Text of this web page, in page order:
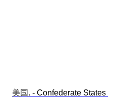
美国. - Confederate States